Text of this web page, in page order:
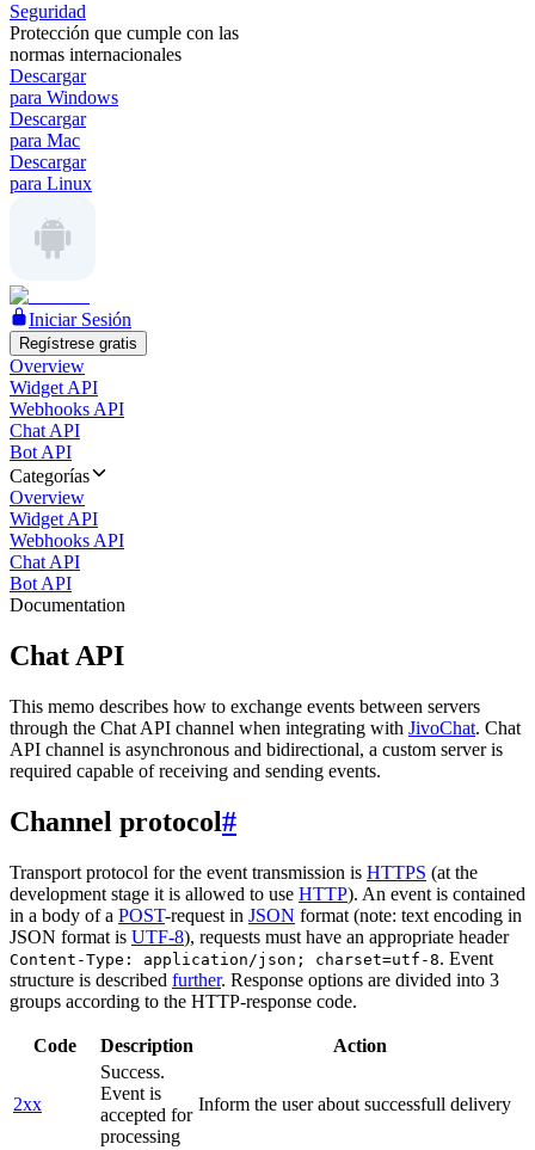
Seguridad
Protección que cumple con las
normas internacionales
Descargar
para Windows
Descargar
para Mac
Descargar
para Linux
Iniciar Sesión
Regístrese gratis
Overview
Widget API
Webhooks API
Chat API
Bot API
Categorías
Overview
Widget API
Webhooks API
Chat API
Bot API
Documentation
Chat API
This memo describes how to exchange events between servers
through the Chat API channel when integrating with JivoChat. Chat
API channel is asynchronous and bidirectional, a custom server is
required capable of receiving and sending events.
Channel protocol#
Transport protocol for the event transmission is HTTPS (at the
development stage it is allowed to use HTTP). An event is contained
in a body of a POST-request in JSON format (note: text encoding in
JSON format is UTF-8), requests must have an appropriate header
Content-Type: application/json; charset=utf-8. Event
structure is described further. Response options are divided into 3
groups according to the HTTP-response code.
Code Description Action
2xx
Success.
Event is
accepted for
processing
Inform the user about successfull delivery